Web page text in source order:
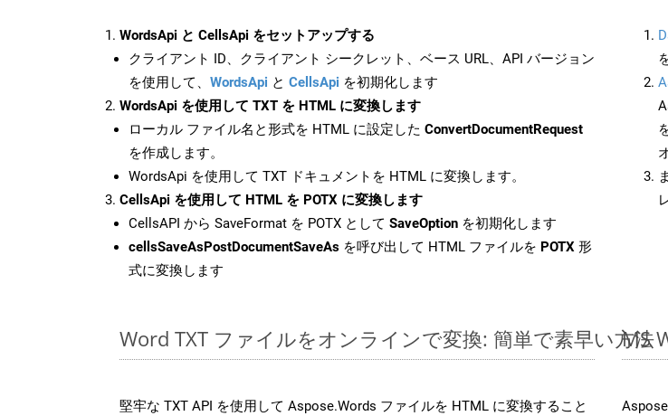
WordsApi と CellsApi をセットアップする
クライアント ID、クライアント シークレット、ベース URL、API バージョン
を使用して、 WordsApi と CellsApi を初期化します
WordsApi を使用して TXT を HTML に変換します
ローカル ファイル名と形式を HTML に設定した ConvertDocumentRequest
を作成します。
WordsApi を使用して TXT ドキュメントを HTML に変換します。
CellsApi を使用して HTML を POTX に変換します
CellsAPI から SaveFormat を POTX として SaveOption を初期化します
cellsSaveAsPostDocumentSaveAs を呼び出して HTML ファイルを POTX 形
式に変換します
Word TXT ファイルをオンラインで変換: 簡単で素早い方法
堅牢な TXT API を使用して Aspose.Words ファイルを HTML に変換すること
MS